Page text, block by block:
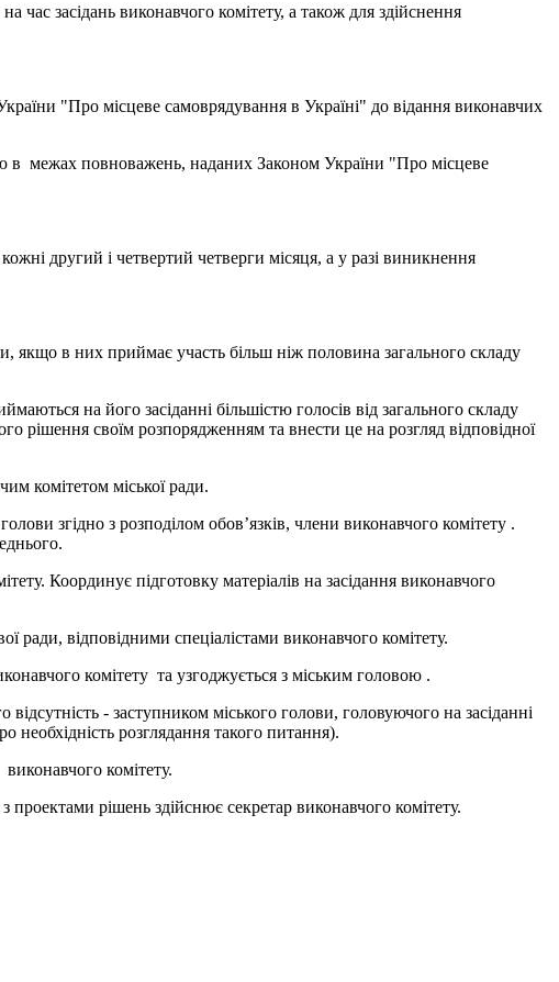
час засідань виконавчого комітету, а також для здійснення
"Про місцеве самоврядування в Україні" до відання виконавчих
межах повноважень, наданих Законом України "Про місцеве
другий і четвертий четверги місяця, а у разі виникнення
якщо в них приймає участь більш ніж половина загального складу
на його засіданні більшістю голосів від загального складу
рішення своїм розпорядженням та внести це на розгляд відповідної
комітетом міської ради.
згідно з розподілом обов’язків, члени виконавчого комітету .
Координує підготовку матеріалів на засідання виконавчого
ради, відповідними спеціалістами виконавчого комітету.
комітету та узгоджується з міським головою .
- заступником міського голови, головуючого на засіданні
необхідність розглядання такого питання).
комітету.
рішень здійснює секретар виконавчого комітету.